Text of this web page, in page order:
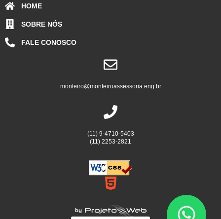
HOME
SOBRE NÓS
FALE CONOSCO
monteiro@monteiroassessoria.eng.br
(11) 9-4710-5403
(11) 2253-2821